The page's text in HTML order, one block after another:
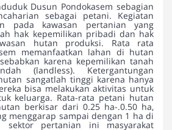
Dusun Pondokasem sebagian
sebagai petani. Kegiatan
pada kawasan pertanian yang
hak kepemilikan pribadi dan hak
hutan produksi. Rata rata
memanfaatkan lahan di hutan
karena kepemilikan tanah
(landless). Ketergantungan
sangatlah tinggi karena hanya
bisa melakukan aktivitas untuk
keluarga. Rata-rata petani hutan
berkisar dari 0.25 ha-.0.50 ha,
menggarap sampai dengan 1 ha di
sektor pertanian ini masyarakat